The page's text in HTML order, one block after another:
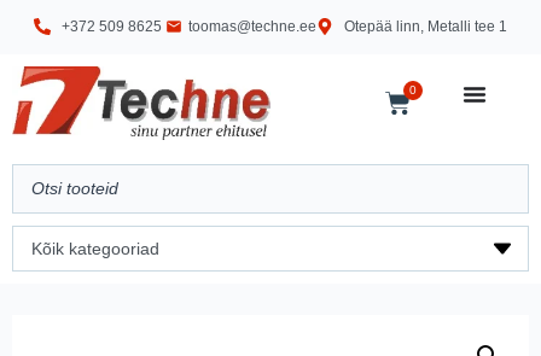
+372 509 8625 toomas@techne.ee Otepää linn, Metalli tee 1
0